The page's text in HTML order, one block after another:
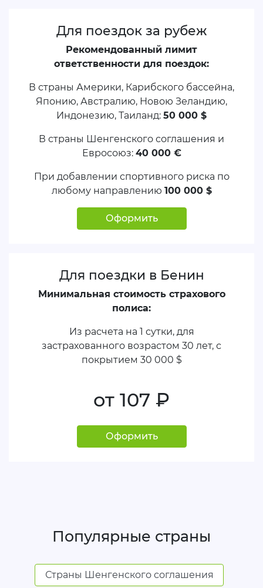
Для поездок за рубеж
Рекомендованный лимит
ответственности для поездок:
В страны Америки, Карибского бассейна,
Японию, Австралию, Новою Зеландию,
Индонезию, Таиланд: 50 000 $
В страны Шенгенского соглашения и
Евросоюз: 40 000 €
При добавлении спортивного риска по
любому направлению 100 000 $
Оформить
Для поездки в Бенин
Минимальная стоимость страхового
полиса:
Из расчета на 1 сутки, для
застрахованного возрастом 30 лет, с
покрытием 30 000 $
от 107 руб.
Оформить
Популярные страны
Страны Шенгенского соглашения